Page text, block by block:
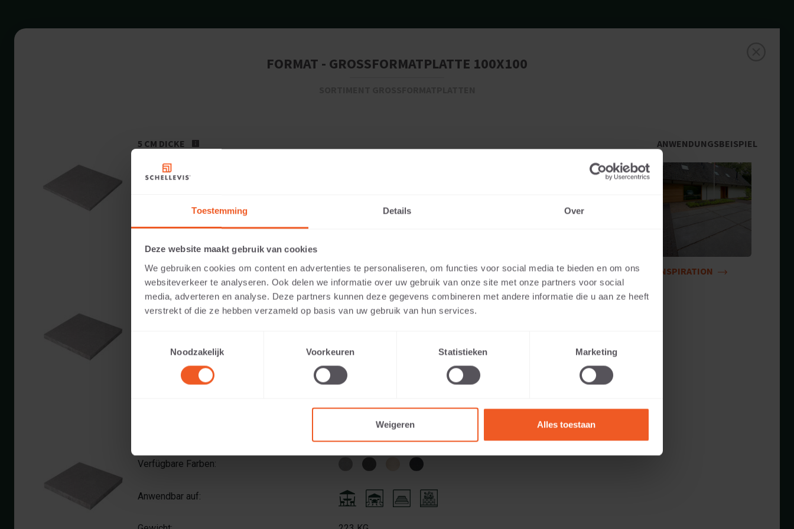
Toestemming Details Over
Deze website maakt gebruik van cookies
We gebruiken cookies om content en advertenties te personaliseren, om functies voor social media te bieden en om ons
websiteverkeer te analyseren. Ook delen we informatie over uw gebruik van onze site met onze partners voor social
media, adverteren en analyse. Deze partners kunnen deze gegevens combineren met andere informatie die u aan ze heeft
verstrekt of die ze hebben verzameld op basis van uw gebruik van hun services.
Noodzakelijk
Voorkeuren Statistieken Marketing
Weigeren Alles toestaan
FORMAT - GROSSFORMATPLATTE 100X100
5 CM DICKE
Verfügbare Farben:
Gewicht:
8 CM DICKE
Verfügbare Farben:
Anwendbar auf:
178 KG
Verfügbare Farben:
Anwendbar auf:
ANWENDUNGSBEISPIEL
INSPIRATION